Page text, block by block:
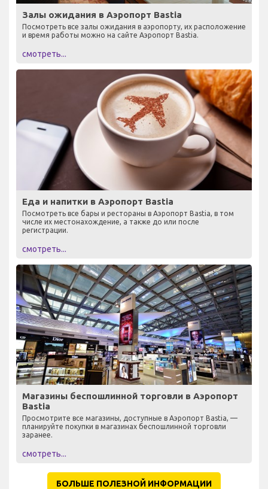
Залы ожидания в Аэропорт Bastia
Посмотреть все залы ожидания в аэропорту, их расположение
и время работы можно на сайте Аэропорт Bastia.
смотреть...
Еда и напитки в Аэропорт Bastia
Посмотреть все бары и рестораны в Аэропорт Bastia, в том
числе их местонахождение, а также до или после
регистрации.
смотреть...
Магазины беспошлинной торговли в Аэропорт
Bastia
Просмотрите все магазины, доступные в Аэропорт Bastia, —
планируйте покупки в магазинах беспошлинной торговли
заранее.
смотреть...
БОЛЬШЕ ПОЛЕЗНОЙ ИНФОРМАЦИИ